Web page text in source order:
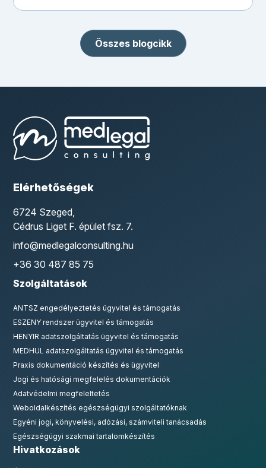
Összes blogcikk
Elérhetőségek
6724 Szeged,
Cédrus Liget F. épület fsz. 7.
info@medlegalconsulting.hu
+36 30 487 85 75
Szolgáltatások
ANTSZ engedélyeztetés ügyvitel és támogatás
ESZENY rendszer ügyvitel és támogatás
HENYIR adatszolgáltatás ügyvitel és támogatás
MEDHUL adatszolgáltatás ügyvitel és támogatás
Praxis dokumentáció készítés és ügyvitel
Jogi és hatósági megfelelés dokumentációk
Adatvédelmi megfeleltetés
Weboldalkészítés egészségügyi szolgáltatóknak
Egyéni jogi, könyvelési, adózási, számviteli tanácsadás
Egészségügyi szakmai tartalomkészítés
Hivatkozások